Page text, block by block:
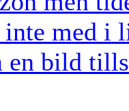
med i
en bild